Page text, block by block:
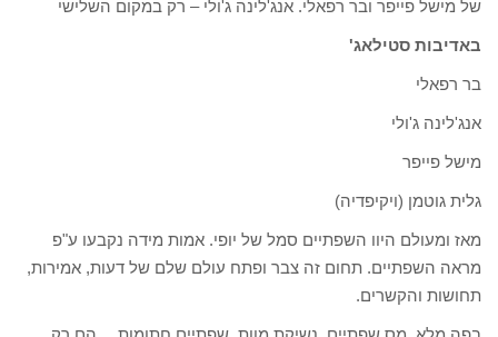
של מישל פייפר ובר רפאלי. אנג'לינה ג'ולי – רק במקום השלישי
באדיבות סטילאג'
בר רפאלי
אנג'לינה ג'ולי
מישל פייפר
גלית גוטמן (ויקיפדיה)
מאז ומעולם היוו השפתיים סמל של יופי. אמות מידה נקבעו ע"פ
מראה השפתיים. תחום זה צבר ופתח עולם שלם של דעות, אמירות,
תחושות והקשרים.